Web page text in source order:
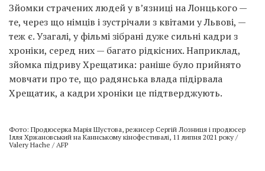
Зйомки страчених людей у ​​в’язниці на Лонцького —
те, через що німців і зустрічали з квітами у Львові, —
теж є. Узагалі, у фільмі зібрані дуже сильні кадри з
хроніки, серед них — багато рідкісних. Наприклад,
зйомка підриву Хрещатика: раніше було прийнято
мовчати про те, що радянська влада підірвала
Хрещатик, а кадри хроніки це підтверджують.
Фото: Продюсерка Марія Шустова, режисер Сергій Лозниця і продюсер
Ілля Хржановський на Каннському кінофестивалі, 11 липня 2021 року /
Valery Hache / AFP